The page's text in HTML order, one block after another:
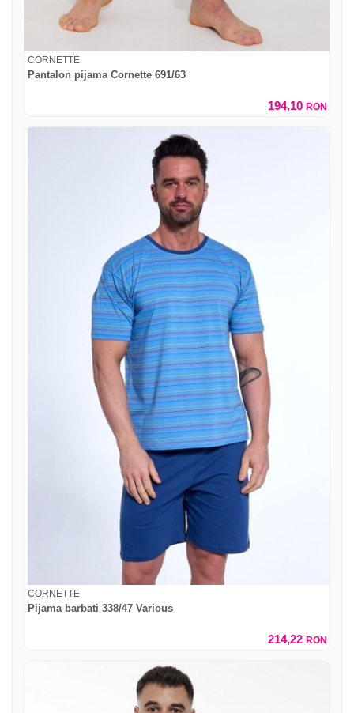
CORNETTE
Pantalon pijama Cornette 691/63
194,10 RON
CORNETTE
Pijama barbati 338/47 Various
214,22 RON